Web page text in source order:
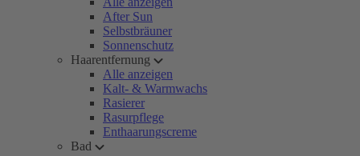
After Sun
Selbstbräuner
Sonnenschutz
Haarentfernung
Alle anzeigen
Kalt- & Warmwachs
Rasierer
Rasurpflege
Enthaarungscreme
Bad